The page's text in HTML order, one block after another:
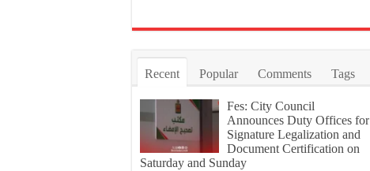
Recent Popular Comments Tags
Fes: City Council
Announces Duty Offices for
Signature Legalization and
Document Certification on
Saturday and Sunday